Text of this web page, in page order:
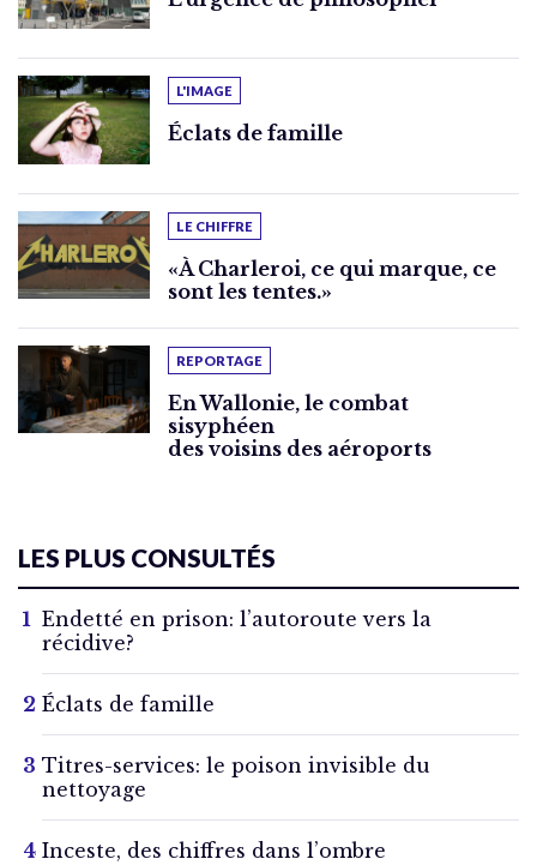
L'IMAGE
Éclats de famille
LE CHIFFRE
«À Charleroi, ce qui marque, ce
sont les tentes.»
REPORTAGE
En Wallonie, le combat
sisyphéen
des voisins des aéroports
LES PLUS CONSULTÉS
Endetté en prison: l’autoroute vers la
récidive?
Éclats de famille
Titres-services: le poison invisible du
nettoyage
Inceste, des chiffres dans l’ombre